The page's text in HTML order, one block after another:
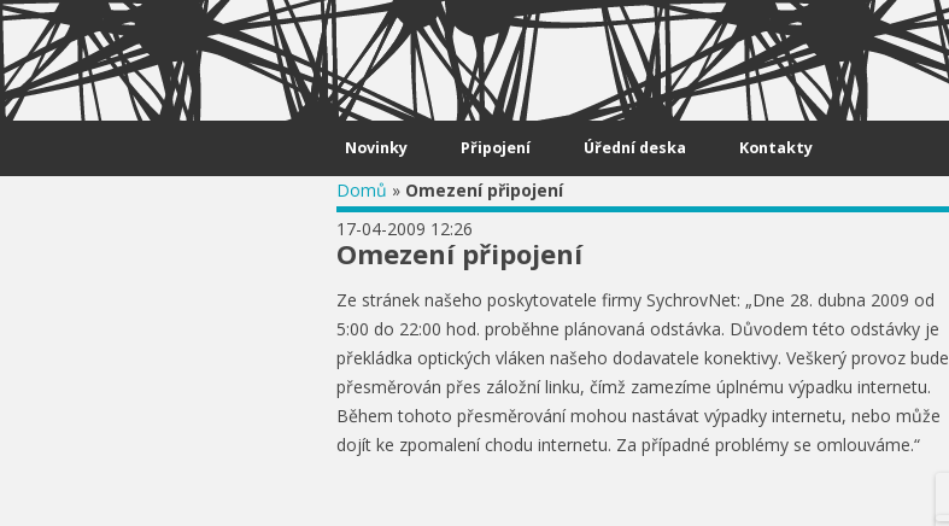
Skip to content
Novinky Připojení Úřední deska Kontakty
Domů » Omezení připojení
17-04-2009 12:26
Omezení připojení
Ze stránek našeho poskytovatele firmy SychrovNet: „Dne 28. dubna 2009 od
5:00 do 22:00 hod. proběhne plánovaná odstávka. Důvodem této odstávky je
překládka optických vláken našeho dodavatele konektivy. Veškerý provoz bude
přesměrován přes záložní linku, čímž zamezíme úplnému výpadku internetu.
Během tohoto přesměrování mohou nastávat výpadky internetu, nebo může
dojít ke zpomalení chodu internetu. Za případné problémy se omlouváme.“